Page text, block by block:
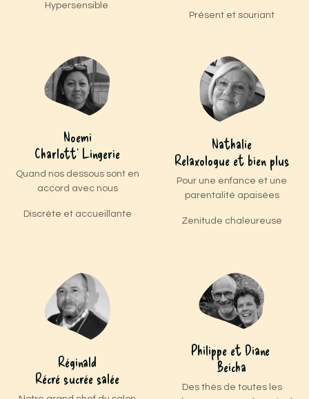
Hypersensible
Présent et souriant
Noemi
Charlott' Lingerie
Quand nos dessous sont en
accord avec nous
Discrète et accueillante
Nathalie
Relaxologue et bien plus
Pour une enfance et une
parentalité apaisées
Zenitude chaleureuse
Réginald
Récré sucrée salée
Philippe et Diane
Beicha
Des thés de toutes les